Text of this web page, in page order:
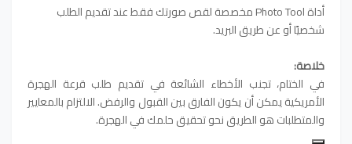
أداة Photo Tool مخصصة لقص صورتك فقط عند تقديم الطلب
شخصيًا أو عن طريق البريد.
خلاصة:
في الختام، تجنب الأخطاء الشائعة في تقديم طلب قرعة الهجرة
الأمريكية يمكن أن يكون الفارق بين القبول والرفض. الالتزام بالمعايير
والمتطلبات هو الطريق نحو تحقيق حلمك في الهجرة.